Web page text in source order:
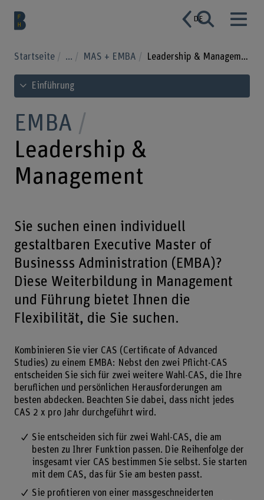
DE
Startseite ... MAS + EMBA Leadership & Management
Inhaltsverzeichnis ansehen
Einführung
EMBA
Leadership &
Management
Sie suchen einen individuell
gestaltbaren Executive Master of
Businesss Administration (EMBA)?
Diese Weiterbildung in Management
und Führung bietet Ihnen die
Flexibilität, die Sie suchen.
Kombinieren Sie vier CAS (Certificate of Advanced
Studies) zu einem EMBA: Nebst den zwei Pflicht-CAS
entscheiden Sie sich für zwei weitere Wahl-CAS, die Ihre
beruflichen und persönlichen Herausforderungen am
besten abdecken. Beachten Sie dabei, dass nicht jedes
CAS 2 x pro Jahr durchgeführt wird.
Sie entscheiden sich für zwei Wahl-CAS, die am
besten zu Ihrer Funktion passen. Die Reihenfolge der
insgesamt vier CAS bestimmen Sie selbst. Sie starten
mit dem CAS, das für Sie am besten passt.
Sie profitieren von einer massgeschneiderten